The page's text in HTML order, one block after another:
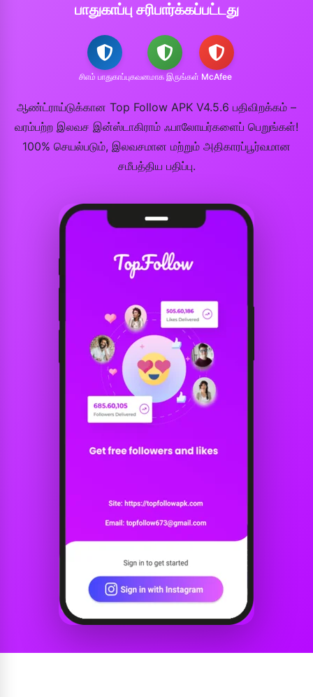
பாதுகாப்பு சரிபார்க்கப்பட்டது
சிஎம் பாதுகாப்புகவனமாக இருங்கள் McAfee
ஆண்ட்ராய்டுக்கான Top Follow APK V4.5.6 பதிவிறக்கம் –
வரம்பற்ற இலவச இன்ஸ்டாகிராம் ஃபாலோயர்களைப் பெறுங்கள்!
100% செயல்படும், இலவசமான மற்றும் அதிகாரப்பூர்வமான
சமீபத்திய பதிப்பு.